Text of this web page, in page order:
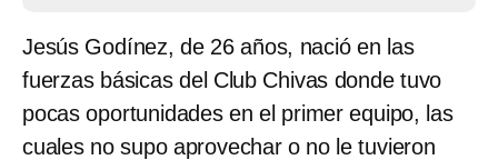
Jesús Godínez, de 26 años, nació en las
fuerzas básicas del Club Chivas donde tuvo
pocas oportunidades en el primer equipo, las
cuales no supo aprovechar o no le tuvieron